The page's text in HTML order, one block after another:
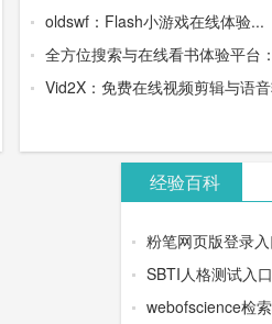
oldswf：Flash小游戏在线体验...
全方位搜索与在线看书体验平台
Vid2X：免费在线视频剪辑与语
经验百科
粉笔网页版登录入
SBTI人格测试入口
webofscience检